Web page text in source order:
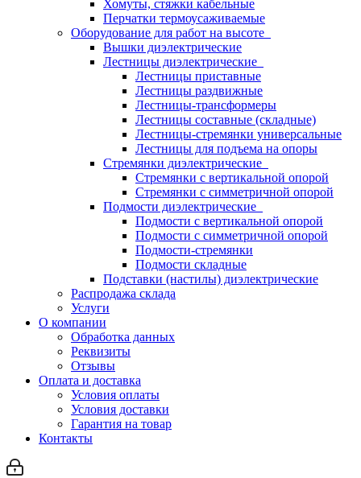
Хомуты, стяжки кабельные
Перчатки термоусаживаемые
Оборудование для работ на высоте
Вышки диэлектрические
Лестницы диэлектрические
Лестницы приставные
Лестницы раздвижные
Лестницы-трансформеры
Лестницы составные (складные)
Лестницы-стремянки универсальные
Лестницы для подъема на опоры
Стремянки диэлектрические
Стремянки с вертикальной опорой
Стремянки с симметричной опорой
Подмости диэлектрические
Подмости с вертикальной опорой
Подмости с симметричной опорой
Подмости-стремянки
Подмости складные
Подставки (настилы) диэлектрические
Распродажа склада
Услуги
О компании
Обработка данных
Реквизиты
Отзывы
Оплата и доставка
Условия оплаты
Условия доставки
Гарантия на товар
Контакты